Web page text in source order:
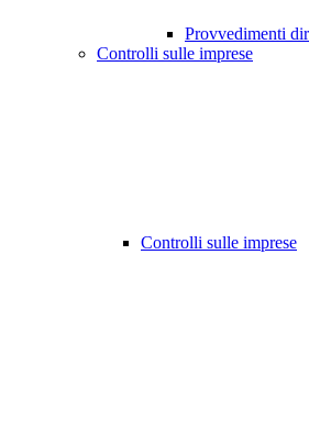
Provvedimenti
Controlli sulle imprese
Controlli sulle imprese